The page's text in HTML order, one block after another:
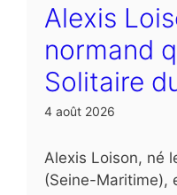
Alexis
normand
Solitaire
4 août 2026
Alexis Loison, né
(Seine-Maritime),